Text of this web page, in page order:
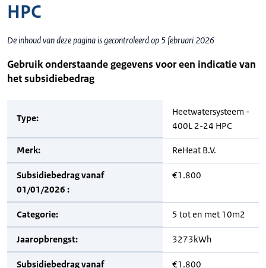
HPC
De inhoud van deze pagina is gecontroleerd op 5 februari 2026
Gebruik onderstaande gegevens voor een indicatie van
het subsidiebedrag
Type:
Heetwatersysteem -
400L 2-24 HPC
Merk: ReHeat B.V.
Subsidiebedrag vanaf
01/01/2026 :
€1.800
Categorie: 5 tot en met 10m2
Jaaropbrengst: 3273kWh
Subsidiebedrag vanaf
€1.800